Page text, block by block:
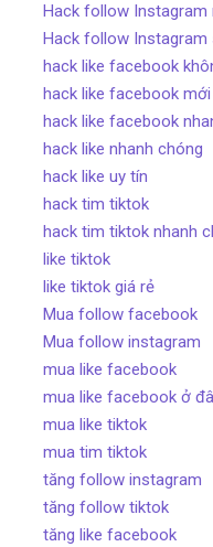
Hack follow Instagram
Hack follow
hack like facebook
hack like facebook
hack like facebook
hack like nhanh chóng
hack like uy tín
hack tim tiktok
hack tim tiktok nhanh
like tiktok
like tiktok giá rẻ
Mua follow facebook
Mua follow instagram
mua like facebook
mua like facebook ở
mua like tiktok
mua tim tiktok
tăng follow instagram
tăng follow tiktok
tăng like facebook